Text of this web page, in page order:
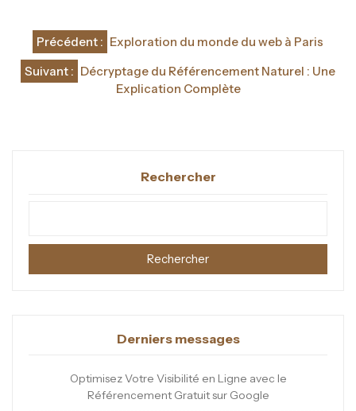
Navigation
de
Précédent : Exploration du monde du web à Paris
Suivant : Décryptage du Référencement Naturel : Une
Explication Complète
Rechercher
Rechercher
Derniers messages
Optimisez Votre Visibilité en Ligne avec le
Référencement Gratuit sur Google